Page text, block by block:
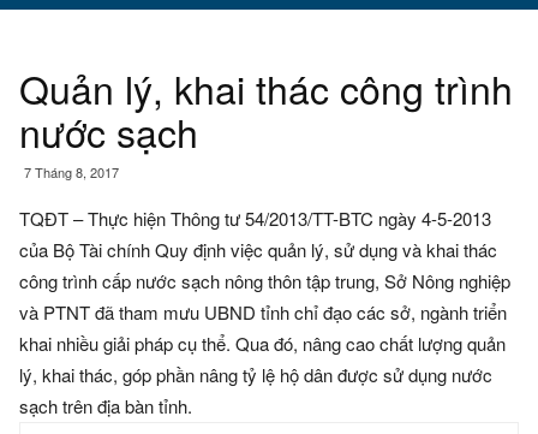
Quản lý, khai thác công trình
nước sạch
7 Tháng 8, 2017
TQĐT – Thực hiện Thông tư 54/2013/TT-BTC ngày 4-5-2013
của Bộ Tài chính Quy định việc quản lý, sử dụng và khai thác
công trình cấp nước sạch nông thôn tập trung, Sở Nông nghiệp
và PTNT đã tham mưu UBND tỉnh chỉ đạo các sở, ngành triển
khai nhiều giải pháp cụ thể. Qua đó, nâng cao chất lượng quản
lý, khai thác, góp phần nâng tỷ lệ hộ dân được sử dụng nước
sạch trên địa bàn tỉnh.